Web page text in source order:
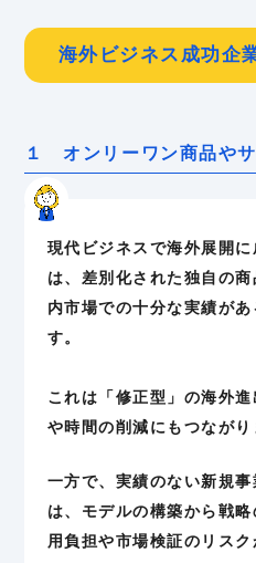
海外ビジネス成功企
１ オンリーワン商品や
現代ビジネスで海外展開
は、差別化された独自の
内市場での十分な実績が
す。
これは「修正型」の海外
や時間の削減にもつながり
一方で、実績のない新規
は、モデルの構築から戦
用負担や市場検証のリスク